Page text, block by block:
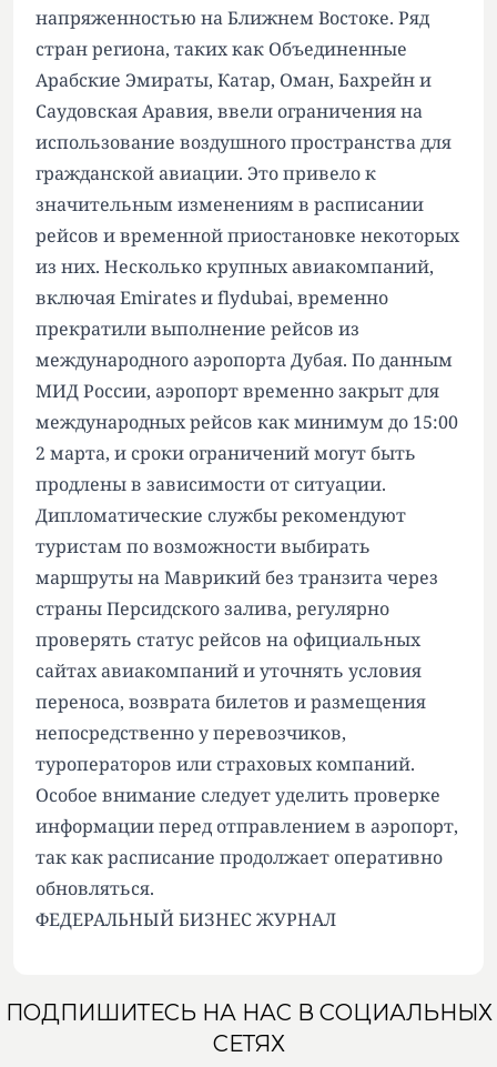
напряженностью на Ближнем Востоке. Ряд
стран региона, таких как Объединенные
Арабские Эмираты, Катар, Оман, Бахрейн и
Саудовская Аравия, ввели ограничения на
использование воздушного пространства для
гражданской авиации. Это привело к
значительным изменениям в расписании
рейсов и временной приостановке некоторых
из них. Несколько крупных авиакомпаний,
включая Emirates и flydubai, временно
прекратили выполнение рейсов из
международного аэропорта Дубая. По данным
МИД России, аэропорт временно закрыт для
международных рейсов как минимум до 15:00
2 марта, и сроки ограничений могут быть
продлены в зависимости от ситуации.
Дипломатические службы рекомендуют
туристам по возможности выбирать
маршруты на Маврикий без транзита через
страны Персидского залива, регулярно
проверять статус рейсов на официальных
сайтах авиакомпаний и уточнять условия
переноса, возврата билетов и размещения
непосредственно у перевозчиков,
туроператоров или страховых компаний.
Особое внимание следует уделить проверке
информации перед отправлением в аэропорт,
так как расписание продолжает оперативно
обновляться.
ФЕДЕРАЛЬНЫЙ БИЗНЕС ЖУРНАЛ
ПОДПИШИТЕСЬ НА НАС В СОЦИАЛЬНЫХ
СЕТЯХ